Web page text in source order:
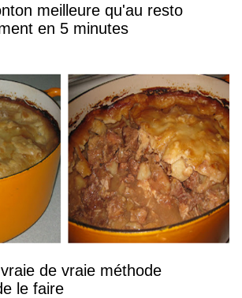
meilleure qu'au resto
en 5 minutes
de vraie méthode
le faire